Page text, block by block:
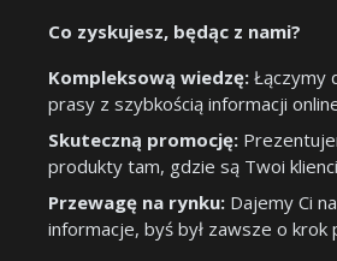
Co zyskujesz, będąc z nami?
Kompleksową wiedzę: Łączymy
prasy z szybkością informacji
Skuteczną promocję:
produkty tam, gdzie są Twoi
Przewagę na rynku: Dajemy Ci
informacje, byś był zawsze o krok